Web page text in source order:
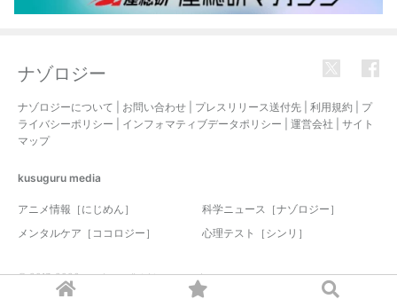
ナゾロジー
ナゾロジーについて お問い合わせ プレスリリース送付先 利用規約
プ
ライバシーポリシー
インフォマティブデータポリシー 運営会社
サイト
マップ
kusuguru media
アニメ情報［にじめん］
科学ニュース［ナゾロジー］
メンタルケア［ココロジー］
心理テスト［シンリ］
© 2017-2026 nazology. all rights reserved.